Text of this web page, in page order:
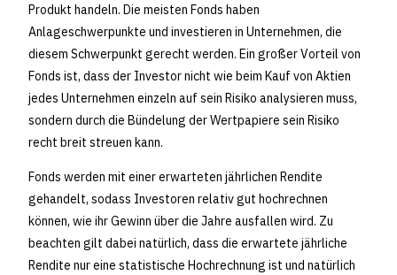
Produkt handeln. Die meisten Fonds haben
Anlageschwerpunkte und investieren in Unternehmen, die
diesem Schwerpunkt gerecht werden. Ein großer Vorteil von
Fonds ist, dass der Investor nicht wie beim Kauf von Aktien
jedes Unternehmen einzeln auf sein Risiko analysieren muss,
sondern durch die Bündelung der Wertpapiere sein Risiko
recht breit streuen kann.
Fonds werden mit einer erwarteten jährlichen Rendite
gehandelt, sodass Investoren relativ gut hochrechnen
können, wie ihr Gewinn über die Jahre ausfallen wird. Zu
beachten gilt dabei natürlich, dass die erwartete jährliche
Rendite nur eine statistische Hochrechnung ist und natürlich